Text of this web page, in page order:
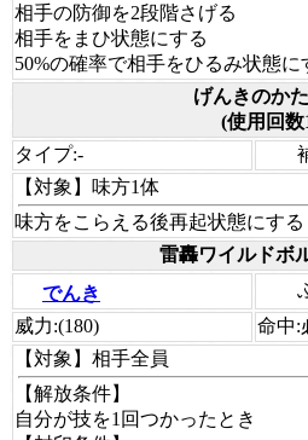
相手の防御を2段階さげる
相手をまひ状態にする
50%の確率で相手をひるみ状態に
げんきのか
(使用回数
タイプ:-
【対象】 味方1体
味方をこらえる後再起状態にする
雷轟ワイルドボ
でんき
威力:(180) 命中:
【対象】 相手全員
【解放条件】
自分が技を1回つかったとき